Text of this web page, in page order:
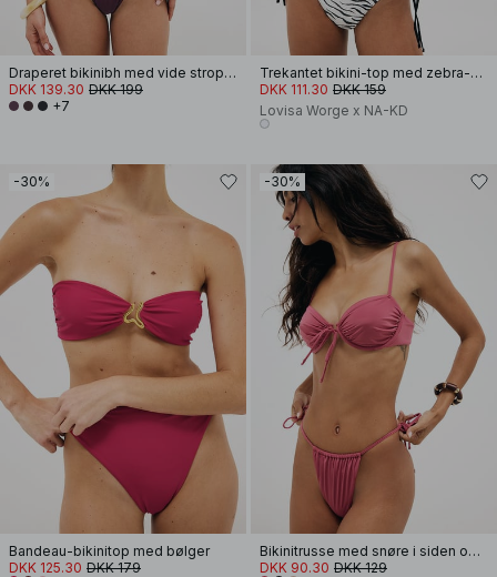
Draperet bikinibh med vide stropper
DKK 139.30 DKK 199
+7
Trekantet bikini-top med zebra-print
DKK 111.30 DKK 159
Lovisa Worge x NA-KD
-30%
Bandeau-bikinitop med bølger
DKK 125.30 DKK 179
-30%
Bikinitrusse med snøre i siden og bindebånd
DKK 90.30 DKK 129